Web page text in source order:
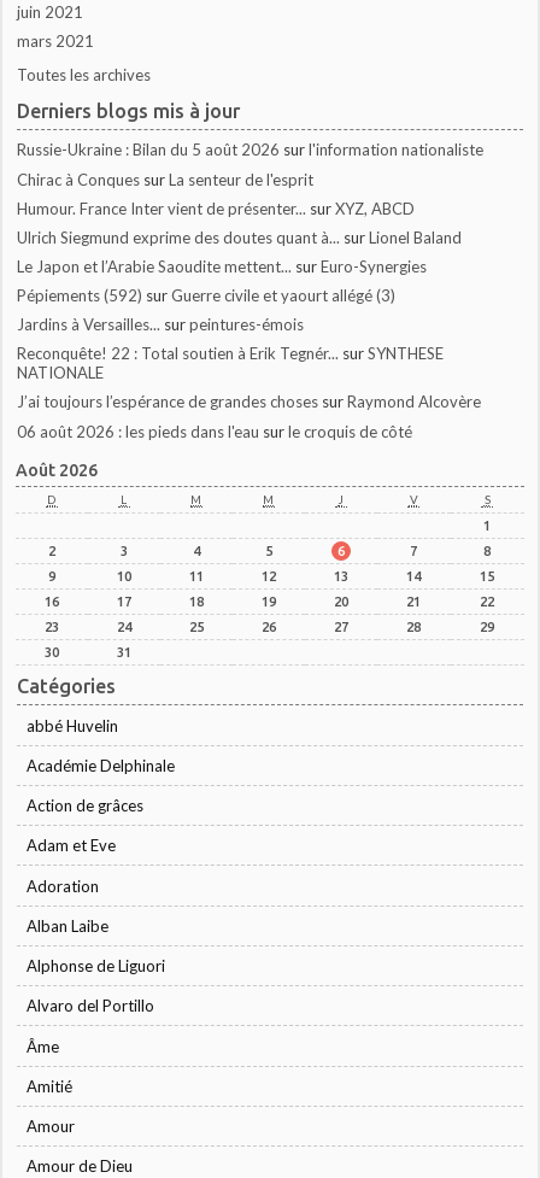
juin 2021
mars 2021
Toutes les archives
Derniers blogs mis à jour
Russie-Ukraine : Bilan du 5 août 2026 surl'information nationaliste
Chirac à Conques surLa senteur de l'esprit
Humour. France Inter vient de présenter... surXYZ, ABCD
Ulrich Siegmund exprime des doutes quant à... surLionel Baland
Le Japon et l’Arabie Saoudite mettent... surEuro-Synergies
Pépiements (592) surGuerre civile et yaourt allégé (3)
Jardins à Versailles... surpeintures-émois
Reconquête! 22 : Total soutien à Erik Tegnér... surSYNTHESE
NATIONALE
J’ai toujours l’espérance de grandes choses surRaymond Alcovère
06 août 2026 : les pieds dans l'eau surle croquis de côté
Août 2026
D L M M J V S
1
2
3 4 5 6 7
8
9
10 11 12 13 14
15
16
17 18 19 20 21
22
23
24 25 26 27 28
29
30
31
Catégories
abbé Huvelin
Académie Delphinale
Action de grâces
Adam et Eve
Adoration
Alban Laibe
Alphonse de Liguori
Alvaro del Portillo
Âme
Amitié
Amour
Amour de Dieu